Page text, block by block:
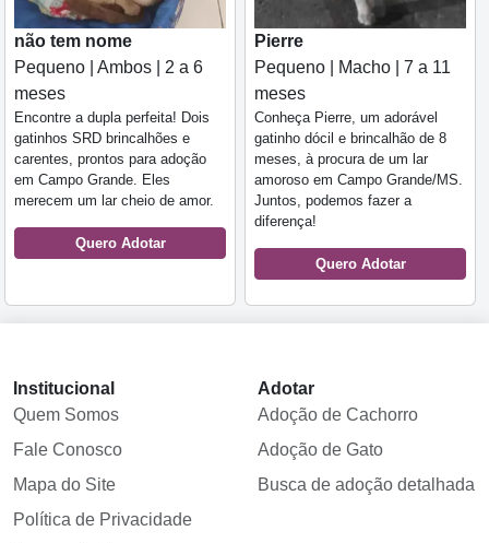
não tem nome
Pequeno | Ambos | 2 a 6
meses
Encontre a dupla perfeita! Dois
gatinhos SRD brincalhões e
carentes, prontos para adoção
em Campo Grande. Eles
merecem um lar cheio de amor.
Quero Adotar
Pierre
Pequeno | Macho | 7 a 11
meses
Conheça Pierre, um adorável
gatinho dócil e brincalhão de 8
meses, à procura de um lar
amoroso em Campo Grande/MS.
Juntos, podemos fazer a
diferença!
Quero Adotar
Institucional
Quem Somos
Fale Conosco
Mapa do Site
Política de Privacidade
Adotar
Adoção de Cachorro
Adoção de Gato
Busca de adoção detalhada